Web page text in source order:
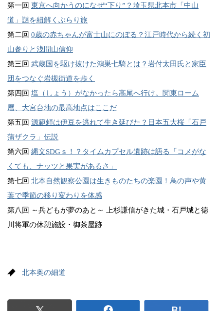
第一回 東京へ向かうのになぜ“下り”？埼玉県北本市「中山
道」謎を紐解くぶらり旅
第二回 0歳の赤ちゃんが富士山にのぼる？江戸時代から続く初
山参りと浅間山信仰
第三回 武蔵国を駆け抜けた鴻巣七騎とは？岩付太田氏と家臣
団をつなぐ岩槻街道を歩く
第四回 塩（しょう）がなかったら高尾へ行け。関東ローム
層、大宮台地の最高地点はここだ
第五回 源範頼は伊豆を逃れて生き延びた？日本五大桜「石戸
蒲ザクラ」伝説
第六回 縄文SDGｓ！？タイムカプセル遺跡は語る「コメがな
くても、ナッツと果実があるさ」
第七回 北本自然観察公園は生きものたちの楽園！鳥の声や黄
葉で季節の移り変わりを体感
第八回 ～兵どもが夢のあと～ 上杉謙信がきた城・石戸城と徳
川将軍の休憩施設・御茶屋跡
北本奥の細道